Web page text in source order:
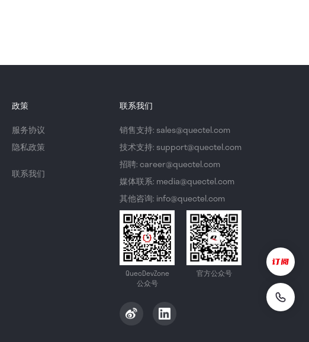
政策
服务协议
隐私政策
联系我们
联系我们
销售支持: sales@quectel.com
技术支持: support@quectel.com
招聘: career@quectel.com
媒体联系: media@quectel.com
其他咨询: info@quectel.com
QuecDevZone
公众号
官方公众号